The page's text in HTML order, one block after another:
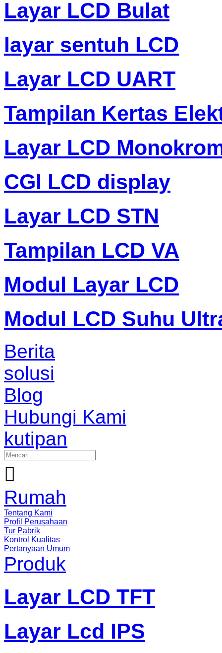
Layar LCD Bulat
layar sentuh LCD
Layar LCD UART
Tampilan Kertas
Layar LCD
CGI LCD display
Layar LCD STN
Tampilan LCD VA
Modul Layar LCD
Modul LCD Suhu
Berita
solusi
Blog
Hubungi Kami
kutipan

Rumah
Tentang Kami
Profil Perusahaan
Tur Pabrik
Kontrol Kualitas
Pertanyaan Umum
Produk
Layar LCD TFT
Layar Lcd IPS